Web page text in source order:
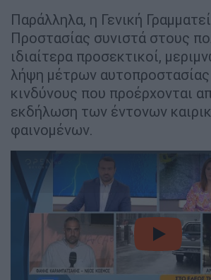
Παράλληλα, η Γενική
Προστασίας συνιστά στους
ιδιαίτερα προσεκτικοί,
λήψη μέτρων
κινδύνους που προέρχονται
εκδήλωση των έντονων
φαινομένων.
video